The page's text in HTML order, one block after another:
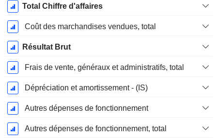
MarsTotal Chiffre d'affaires
Coût des marchandises vendues, total
Résultat Brut
Frais de vente, généraux et administratifs, total
Dépréciation et amortissement - (IS)
Autres dépenses de fonctionnement
Autres dépenses de fonctionnement, total